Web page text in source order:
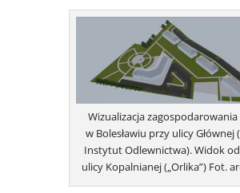
Wizualizacja zagospodarowania
w Bolesławiu przy ulicy Głównej
Instytut Odlewnictwa). Widok
ulicy Kopalnianej („Orlika”) Fot.